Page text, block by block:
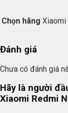
Chọn hãng Xiaomi
Đánh giá
Chưa có đánh giá
Hãy là người
Xiaomi Redmi